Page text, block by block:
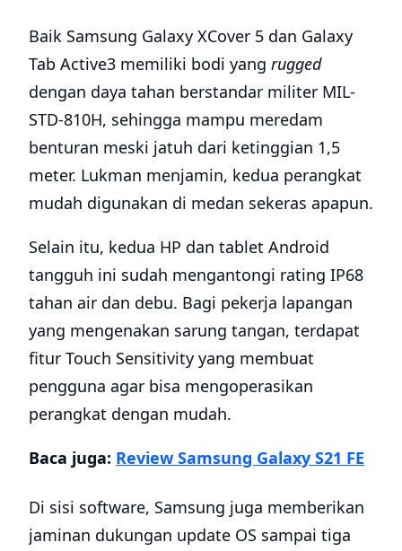
Baik Samsung Galaxy XCover 5 dan Galaxy
Tab Active3 memiliki bodi yang rugged
dengan daya tahan berstandar militer MIL-
STD-810H, sehingga mampu meredam
benturan meski jatuh dari ketinggian 1,5
meter. Lukman menjamin, kedua perangkat
mudah digunakan di medan sekeras apapun.
Selain itu, kedua HP dan tablet Android
tangguh ini sudah mengantongi rating IP68
tahan air dan debu. Bagi pekerja lapangan
yang mengenakan sarung tangan, terdapat
fitur Touch Sensitivity yang membuat
pengguna agar bisa mengoperasikan
perangkat dengan mudah.
Baca juga: Review Samsung Galaxy S21 FE
Di sisi software, Samsung juga memberikan
jaminan dukungan update OS sampai tiga